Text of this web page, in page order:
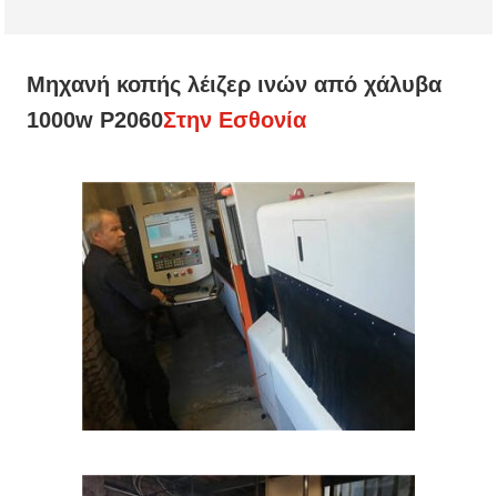
Μηχανή κοπής λέιζερ ινών από χάλυβα
1000w P2060Στην Εσθονία